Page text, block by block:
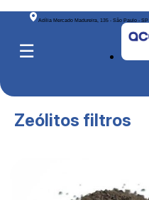
Adília Mercado Madureira, 135 - São Paulo - SP
☰
Zeólitos filtros